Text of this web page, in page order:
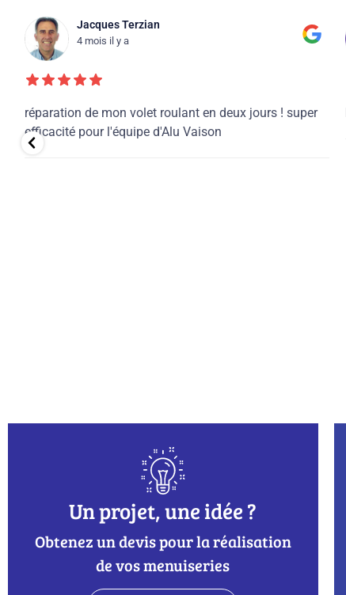
Jacques Terzian
4 mois il y a
réparation de mon volet roulant en deux jours ! super
efficacité pour l'équipe d'Alu Vaison
Un projet, une idée ?
Obtenez un devis pour la réalisation
de vos menuiseries